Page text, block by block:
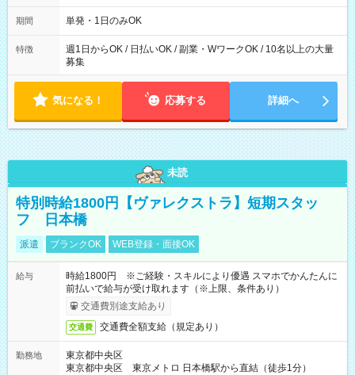
勤務 勤務：月・水・金 休み：火・木・土・日 好きな時にお仕事
可能です！ ※1日あたりの最大実働時間は日勤、夜勤共に勤務し
期間 単発・1日のみOK
特徴
週1日からOK / 日払いOK / 副業・WワークOK / 10名以上の大量
募集
気になる！ 応募する 詳細へ
未読
特別時給1800円【ヴァレクストラ】短期スタッ
フ 日本橋
派遣 ブランクOK WEB登録・面接OK
給与
時給1800円 ※ご経験・スキルにより優遇 スマホでかんたんに
前払いで給与が受け取れます（※上限、条件あり）
交通費別途支給あり
交通費 交通費全額支給（規定あり）
勤務地
東京都中央区
東京都中央区 東京メトロ 日本橋駅から直結（徒歩1分）